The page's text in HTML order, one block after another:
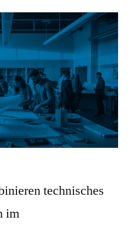
technisches
im